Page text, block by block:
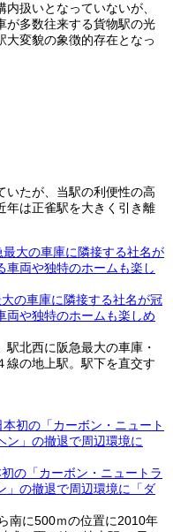
扱いとなっていないが、
が多数往来する貨物駅の光
大変貌の象徴的存在となっ
いたが、当駅の利便性の高
年は正雀駅を大きく引き離
の車庫に隣接する社名が冠
両や独特のホームも楽しめ
北西に阪急最大の車庫・
線の地上駅。駅下を直交す
の「カーボン・ニュートラ
」の撤退で周辺環境に「ダ
南に500ｍの位置に2010年